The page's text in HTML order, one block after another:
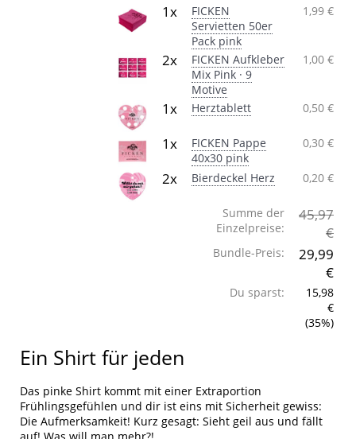
1x
FICKEN
Servietten 50er
Pack pink
1,99 €
2x
FICKEN Aufkleber
Mix Pink · 9
Motive
1,00 €
1x Herztablett 0,50 €
1x
FICKEN Pappe
40x30 pink
0,30 €
2x Bierdeckel Herz 0,20 €
Summe der
Einzelpreise:
45,97
€
Bundle-Preis:
29,99
€
Du sparst:
15,98
€
(35%)
Ein Shirt für jeden
Das pinke Shirt kommt mit einer Extraportion
Frühlingsgefühlen und dir ist eins mit Sicherheit gewiss:
Die Aufmerksamkeit! Kurz gesagt: Sieht geil aus und fällt